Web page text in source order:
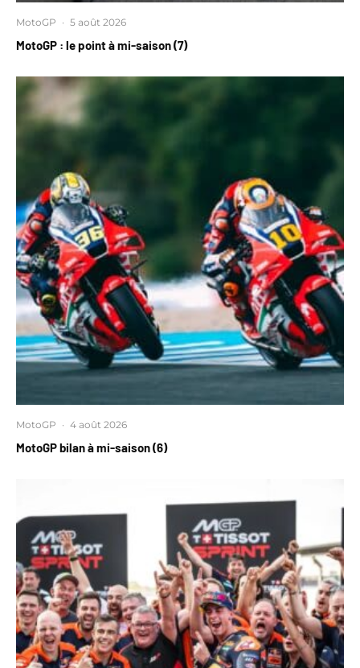
MotoGP · 5 août 2026
MotoGP : le point à mi-saison (7)
MotoGP · 4 août 2026
MotoGP bilan à mi-saison (6)